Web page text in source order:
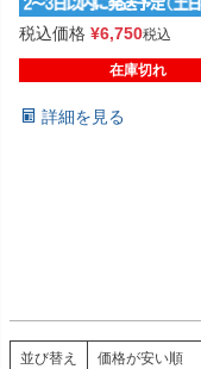
税込価格 ¥6,750税込
在庫切れ
詳細を見る
並び替え 価格が安い順